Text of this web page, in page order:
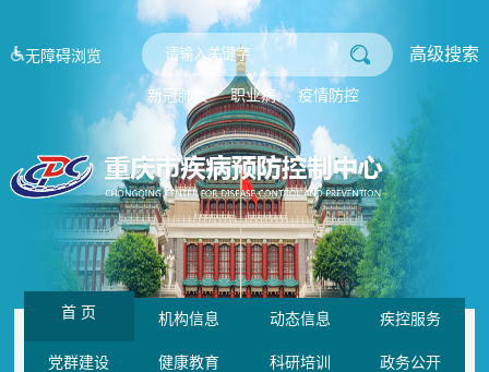
无障碍浏览 高级搜索
新冠肺炎 职业病 疫情防控
首 页 机构信息 动态信息 疾控服务
党群建设 健康教育 科研培训 政务公开